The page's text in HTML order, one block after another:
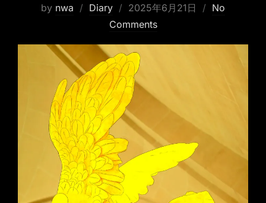
by nwa Diary
Posted
on
2025年6月21日
No
Comments